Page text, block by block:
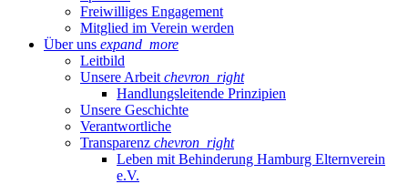
Freiwilliges Engagement
Mitglied im Verein werden
Über uns expand_more
Leitbild
Unsere Arbeit chevron_right
Handlungsleitende Prinzipien
Unsere Geschichte
Verantwortliche
Transparenz chevron_right
Leben mit Behinderung Hamburg Elternverein
e.V.